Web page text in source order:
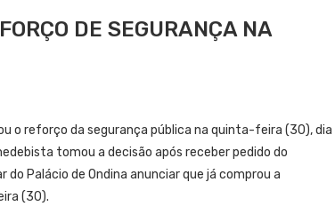
DE SEGURANÇA NA
o reforço da segurança pública na quinta-feira (30), dia
tomou a decisão após receber pedido do
Palácio de Ondina anunciar que já comprou a
(30).